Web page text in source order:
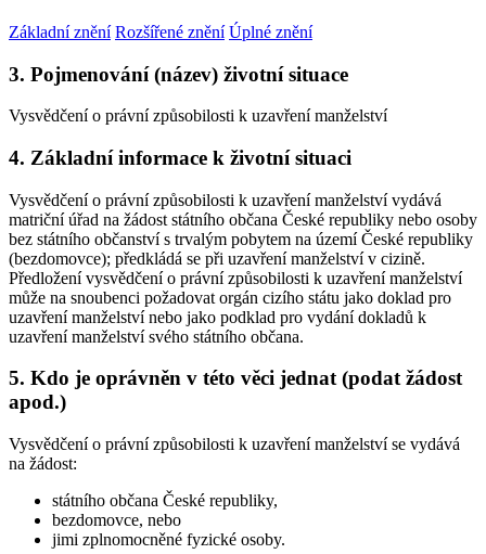
Základní znění Rozšířené znění Úplné znění
3. Pojmenování (název) životní situace
Vysvědčení o právní způsobilosti k uzavření manželství
4. Základní informace k životní situaci
Vysvědčení o právní způsobilosti k uzavření manželství vydává
matriční úřad na žádost státního občana České republiky nebo osoby
bez státního občanství s trvalým pobytem na území České republiky
(bezdomovce); předkládá se při uzavření manželství v cizině.
Předložení vysvědčení o právní způsobilosti k uzavření manželství
může na snoubenci požadovat orgán cizího státu jako doklad pro
uzavření manželství nebo jako podklad pro vydání dokladů k
uzavření manželství svého státního občana.
5. Kdo je oprávněn v této věci jednat (podat žádost
apod.)
Vysvědčení o právní způsobilosti k uzavření manželství se vydává
na žádost:
státního občana České republiky,
bezdomovce, nebo
jimi zplnomocněné fyzické osoby.